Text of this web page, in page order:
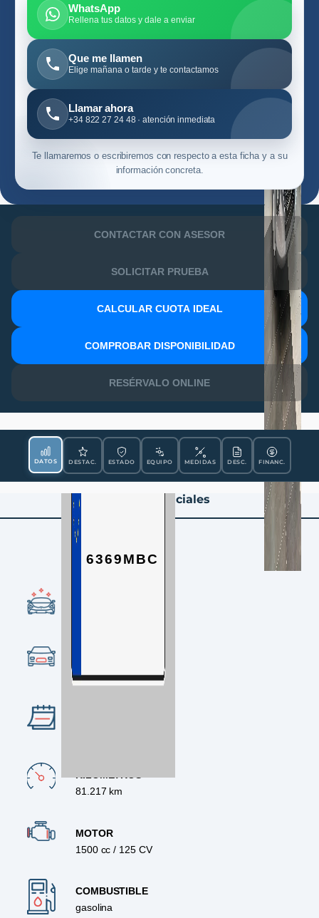
WhatsApp
Rellena tus datos y dale a enviar
Que me llamen
Elige mañana o tarde y te contactamos
Llamar ahora
+34 822 27 24 48 · atención inmediata
Te llamaremos o escribiremos con respecto a esta ficha y a su
información concreta.
CONTACTAR CON ASESOR
SOLICITAR PRUEBA
CALCULAR CUOTA IDEAL
COMPROBAR DISPONIBILIDAD
RESÉRVALO ONLINE
DATOS DESTAC. ESTADO EQUIPO MEDIDAS DESC. FINANC.
Datos Esenciales
6369MBC
Turismo
81.217 km
MOTOR
1500 cc / 125 CV
COMBUSTIBLE
gasolina